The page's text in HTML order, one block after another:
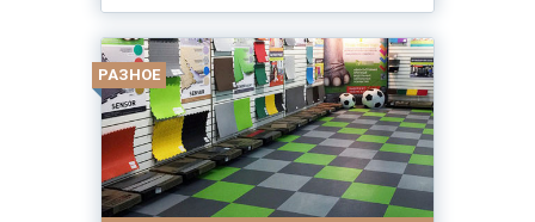
РАЗНОЕ